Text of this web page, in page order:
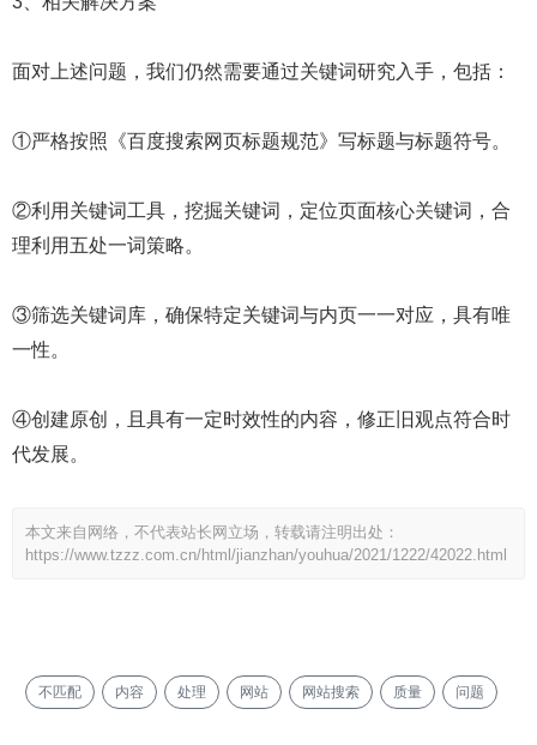
面对上述问题，我们仍然需要通过关键词研究入手，包括：
①严格按照《百度搜索网页标题规范》写标题与标题符号。
②利用关键词工具，挖掘关键词，定位页面核心关键词，合
理利用五处一词策略。
③筛选关键词库，确保特定关键词与内页一一对应，具有唯
一性。
④创建原创，且具有一定时效性的内容，修正旧观点符合时
代发展。
本文来自网络，不代表站长网立场，转载请注明出处：
https://www.tzzz.com.cn/html/jianzhan/youhua/2021/1222/42022.html
不匹配 内容 处理 网站 网站搜索 质量 问题